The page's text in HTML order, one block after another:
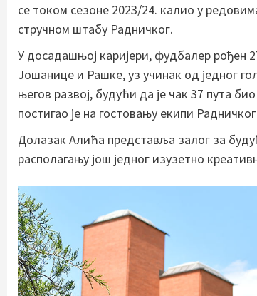
се током сезоне 2023/24. калио у
стручном штабу Радничког.
У досадашњој каријери, фудбалер рођен
Јошанице и Рашке, уз учинак од једног
његов развој, будући да је чак 37 пута
постигао је на гостовању екипи
Долазак Алића представља залог за
располагању још једног изузетно